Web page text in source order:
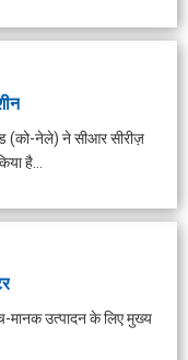
(को-नेले) ने सीआर सीरीज़
है...
मानक उत्पादन के लिए मुख्य